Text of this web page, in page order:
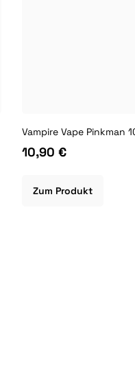
10,90 €
Zum Produkt